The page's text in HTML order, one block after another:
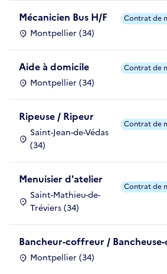
Mécanicien Bus H/F
Montpellier (34)
Contrat de
Aide à domicile
Montpellier (34)
Contrat de
Ripeuse / Ripeur
Saint-Jean-de-Védas
(34)
Contrat de
Menuisier d'atelier
Saint-Mathieu-de-
Tréviers (34)
Contrat de
Bancheur-coffreur /
Montpellier (34)